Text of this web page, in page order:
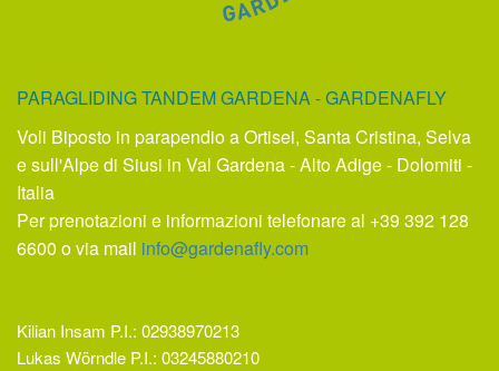
PARAGLIDING TANDEM GARDENA - GARDENAFLY
Voli Biposto in parapendio a Ortisei, Santa Cristina, Selva
e sull'Alpe di Siusi in Val Gardena - Alto Adige - Dolomiti -
Italia
Per prenotazioni e informazioni telefonare al +39 392 128
6600 o via mail info@gardenafly.com
Kilian Insam P.I.: 02938970213
Lukas Wörndle P.I.: 03245880210